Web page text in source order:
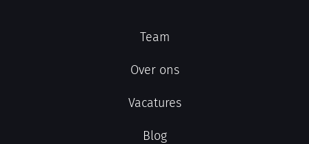
Team
Over ons
Vacatures
Blog